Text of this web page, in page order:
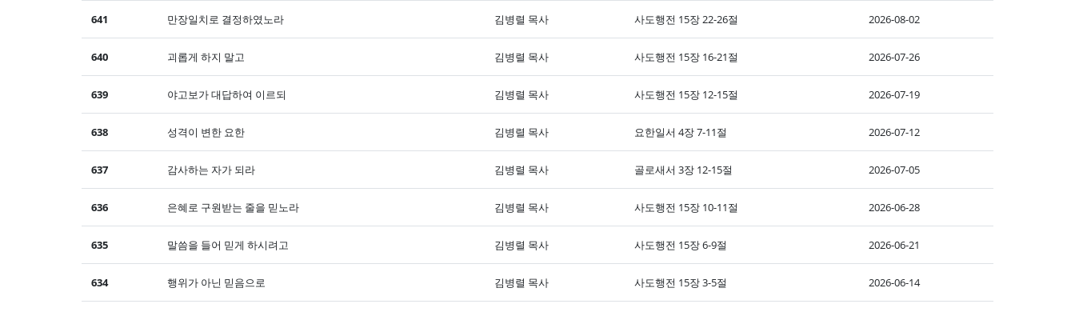
641 만장일치로 결정하였노라 김병렬 목사 사도행전 15장 22-26절 2026-08-02
640 괴롭게 하지 말고 김병렬 목사 사도행전 15장 16-21절 2026-07-26
639 야고보가 대답하여 이르되 김병렬 목사 사도행전 15장 12-15절 2026-07-19
638 성격이 변한 요한 김병렬 목사 요한일서 4장 7-11절 2026-07-12
637 감사하는 자가 되라 김병렬 목사 골로새서 3장 12-15절 2026-07-05
636 은혜로 구원받는 줄을 믿노라 김병렬 목사 사도행전 15장 10-11절 2026-06-28
635 말씀을 들어 믿게 하시려고 김병렬 목사 사도행전 15장 6-9절 2026-06-21
634 행위가 아닌 믿음으로 김병렬 목사 사도행전 15장 3-5절 2026-06-14